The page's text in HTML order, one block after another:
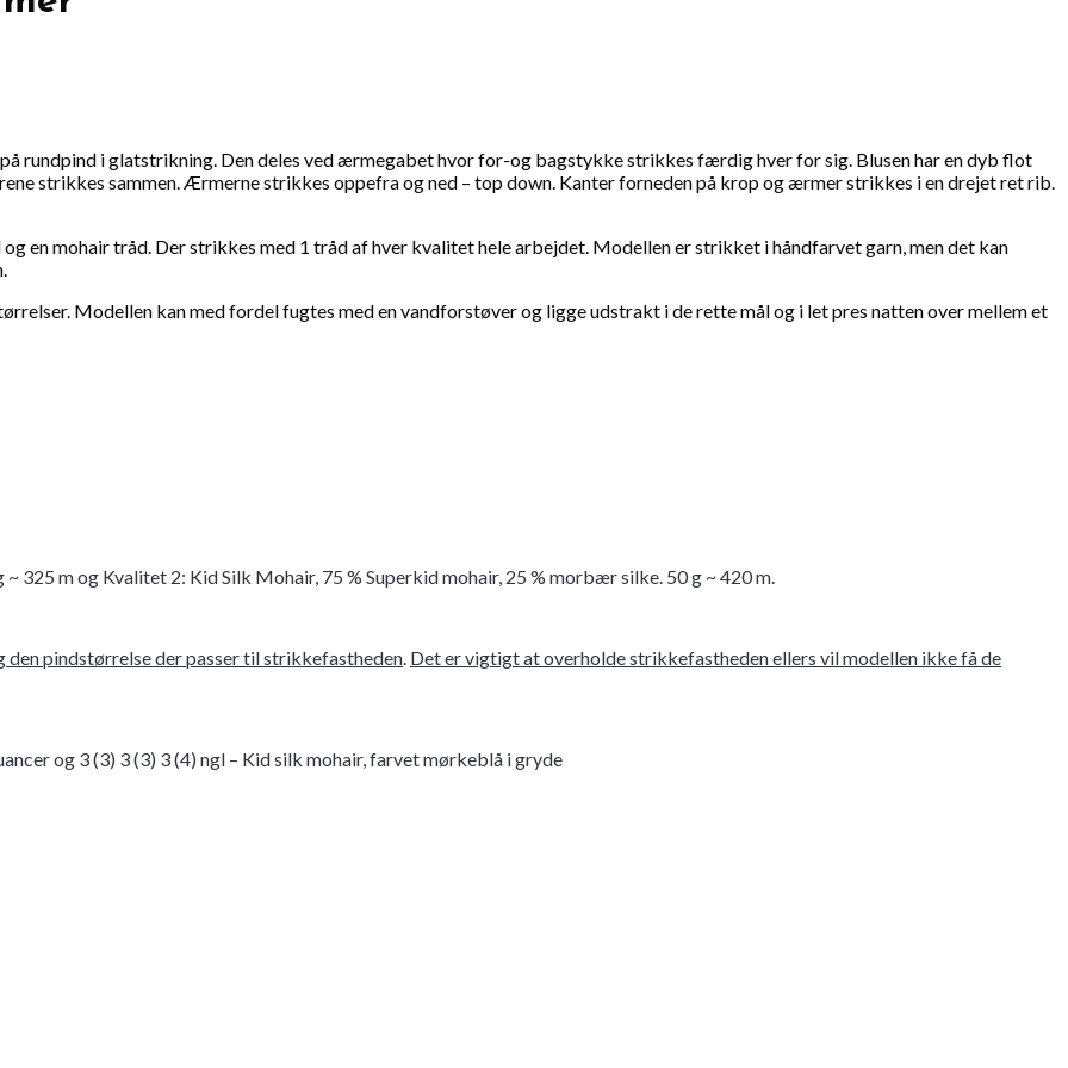
rundpind i glatstrikning. Den deles ved ærmegabet hvor for-og bagstykke strikkes færdig hver for sig. Blusen har en dyb flot
strikkes sammen. Ærmerne strikkes oppefra og ned – top down. Kanter forneden på krop og ærmer strikkes i en drejet ret rib.
en mohair tråd. Der strikkes med 1 tråd af hver kvalitet hele arbejdet. Modellen er strikket i håndfarvet garn, men det kan
Modellen kan med fordel fugtes med en vandforstøver og ligge udstrakt i de rette mål og i let pres natten over mellem et
325 m og Kvalitet 2: Kid Silk Mohair, 75 % Superkid mohair, 25 % morbær silke. 50 g ~ 420 m.
den pindstørrelse der passer til strikkefastheden Det er vigtigt at overholde strikkefastheden ellers vil modellen ikke få de
og 3 (3) 3 (3) 3 (4) ngl – Kid silk mohair, farvet mørkeblå i gryde